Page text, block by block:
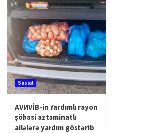
Sosial
AVMVİB-in Yardımlı rayon
şöbəsi aztəminatlı
ailələrə yardım göstərib